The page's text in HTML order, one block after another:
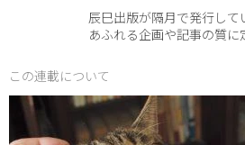
辰巳出版が隔月で発行し
あふれる企画や記事の質に
この連載について